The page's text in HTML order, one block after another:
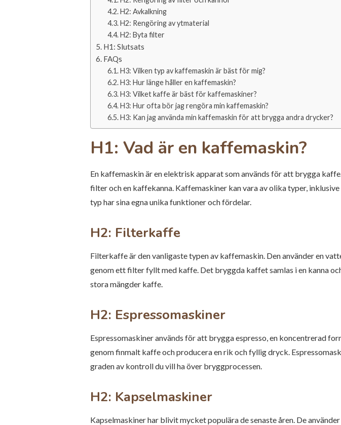
H2: Avkalkning
H2: Rengöring av ytmaterial
H2: Byta filter
H1: Slutsats
FAQs
H3: Vilken typ av kaffemaskin är bäst för mig?
H3: Hur länge håller en kaffemaskin?
H3: Vilket kaffe är bäst för kaffemaskiner?
H3: Hur ofta bör jag rengöra min kaffemaskin?
H3: Kan jag använda min kaffemaskin för att brygga andra drycker?
H1: Vad är en kaffemaskin?
En kaffemaskin är en elektrisk apparat som används för att brygga
filter och en kaffekanna. Kaffemaskiner kan vara av olika typer,
typ har sina egna unika funktioner och fördelar.
H2: Filterkaffe
Filterkaffe är den vanligaste typen av kaffemaskin. Den använder en
genom ett filter fyllt med kaffe. Det bryggda kaffet samlas i en kanna
stora mängder kaffe.
H2: Espressomaskiner
Espressomaskiner används för att brygga espresso, en koncentrerad
genom finmalt kaffe och producera en rik och fyllig dryck.
graden av kontroll du vill ha över bryggprocessen.
H2: Kapselmaskiner
Kapselmaskiner har blivit mycket populära de senaste åren. De